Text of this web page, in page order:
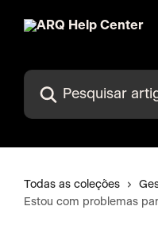
Pesquisar artigos...
Todas as coleções
Estou com problemas